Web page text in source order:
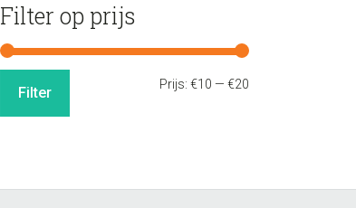
Filter op prijs
Filter Prijs: €10 — €20